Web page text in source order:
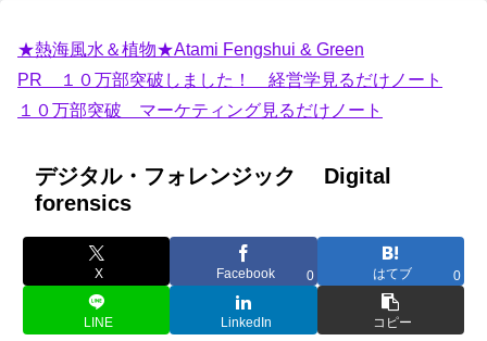
★熱海風水＆植物★Atami Fengshui & Green
PR １０万部突破しました！ 経営学見るだけノート
１０万部突破 マーケティング見るだけノート
デジタル・フォレンジック Digital
forensics
X Facebook 0 はてブ 0
LINE LinkedIn コピー